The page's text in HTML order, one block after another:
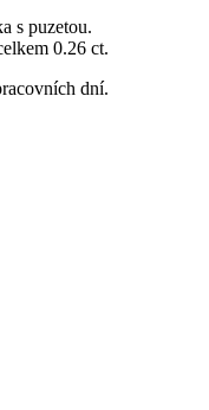
s puzetou.
0.26 ct.
dní.